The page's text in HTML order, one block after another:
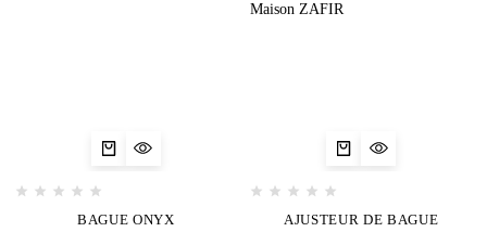
BAGUE ONYX AJUSTEUR DE BAGUE